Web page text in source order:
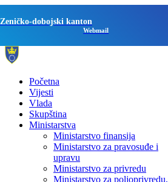
Zeničko-dobojski kanton
Webmail
Početna
Vijesti
Vlada
Skupština
Ministarstva
Ministarstvo finansija
Ministarstvo za pravosuđe i
upravu
Ministarstvo za privredu
Ministarstvo za poljoprivredu,